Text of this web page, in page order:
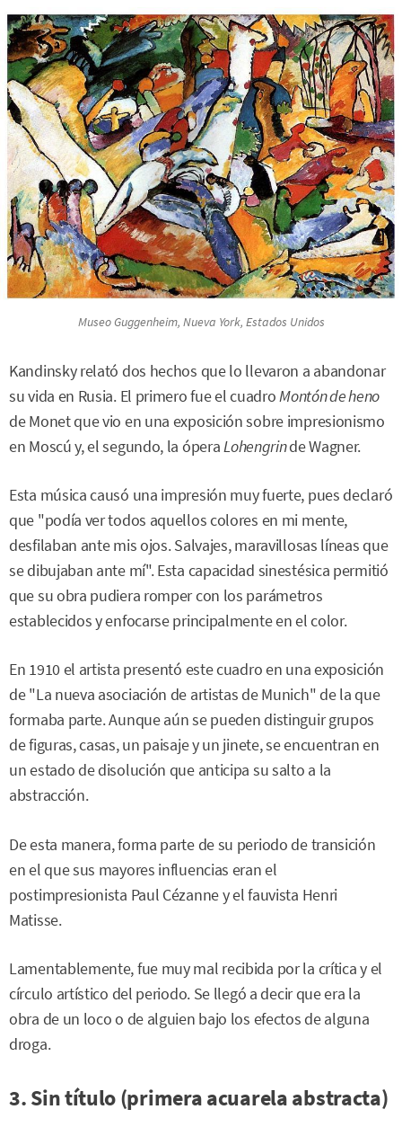
Museo Guggenheim, Nueva York, Estados Unidos
Kandinsky relató dos hechos que lo llevaron a abandonar
su vida en Rusia. El primero fue el cuadroMontón de heno
de Monet que vio en una exposición sobre impresionismo
en Moscú y, el segundo, la óperaLohengrinde Wagner.
Esta música causó una impresión muy fuerte, pues declaró
que "podía ver todos aquellos colores en mi mente,
desfilaban ante mis ojos. Salvajes, maravillosas líneas que
se dibujaban ante mí". Esta capacidad sinestésica permitió
que su obra pudiera romper con los parámetros
establecidos y enfocarse principalmente en el color.
En 1910 el artista presentó este cuadro en una exposición
de "La nueva asociación de artistas de Munich" de la que
formaba parte. Aunque aún se pueden distinguir grupos
de figuras, casas, un paisaje y un jinete, se encuentran en
un estado de disolución que anticipa su salto a la
abstracción.
De esta manera, forma parte de su periodo de transición
en el que sus mayores influencias eran el
postimpresionista Paul Cézanne y el fauvista Henri
Matisse.
Lamentablemente, fue muy mal recibida por la crítica y el
círculo artístico del periodo. Se llegó a decir que era la
obra de un loco o de alguien bajo los efectos de alguna
droga.
3. Sin título (primera acuarela abstracta)